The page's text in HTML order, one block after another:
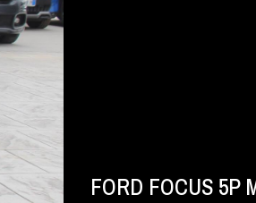
FORD FOCUS 5P